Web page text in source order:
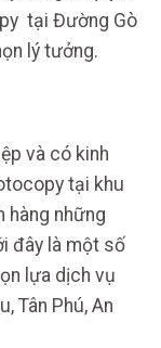
tại Đường Gò
lý tưởng.
và có kinh
tại khu
hàng những
đây là một số
lựa dịch vụ
Tân Phú, An